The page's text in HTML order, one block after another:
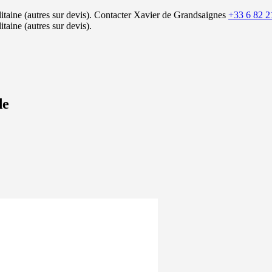
(autres sur devis). Contacter Xavier de Grandsaignes +33 6 82
(autres sur devis).